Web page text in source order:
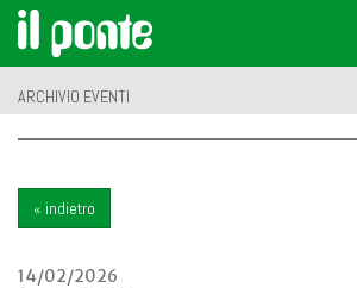
ARCHIVIO EVENTI
« indietro
14/02/2026